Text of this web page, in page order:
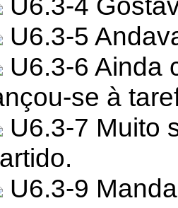
U6.3-4
U6.3-5
U6.3-6 Ainda
se à
U6.3-7 Muito
U6.3-9